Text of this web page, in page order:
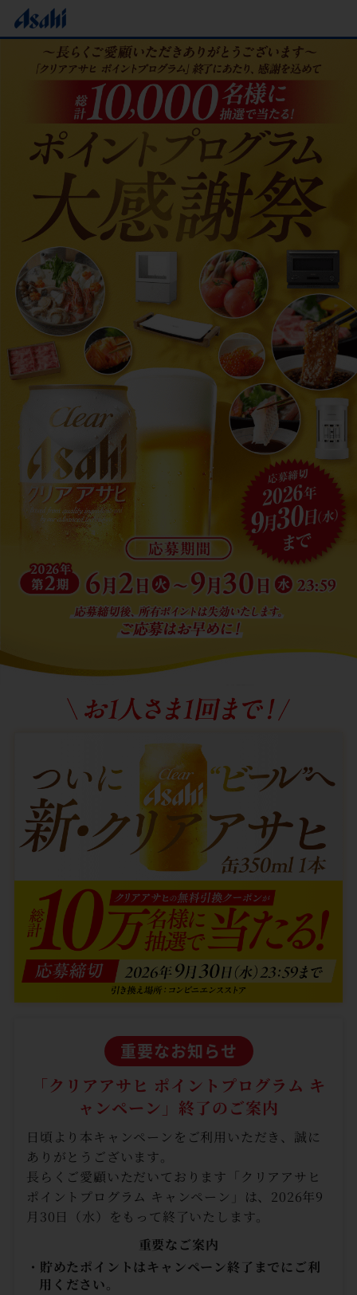
重要なお知らせ
「クリアアサヒ ポイントプログラム キ
ャンペーン」 終了のご案内
日頃より本キャンペーンをご利用いただき、誠に
ありがとうございます。
長らくご愛顧いただいております「クリアアサヒ
ポイントプログラム キャンペーン」は、2026年9
月30日（水）をもって終了いたします。
重要なご案内
・貯めたポイントはキャンペーン終了までにご利
用ください。